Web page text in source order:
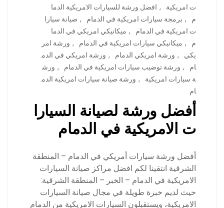
ت امريكية
, افضل ورشة للسيارات الامريكية الدما
م
, برمجة سيارات امريكية في الدمام , صيانة سيارا
ت امريكية في الدمام
, ميكانيكي امريكي في الدما
م
, ميكانيكي سيارات امريكية في الدمام , ورشة امر
يكي
, ورشة امريكي الدمام , ورشة امريكي في الدم
ام
, ورشة توضيب سيارات امريكية في الدمام , ورش
ة سيارات امريكية
, ورشة صيانة سيارات امريكية الدم
ام
أفضل ورشة لصيانة السيارا
ت الامريكية في الدمام
أفضل ورشة سيارات أمريكي في الدمام – المنطقة
الشرقية انتقينا لكم افضل مراكز صيانة السيارات
الامريكية في الدمام – الخبر – المنطقة الشرقية:
حيث لديم خبرة طويلة في مجال صيانة السيارات
الامريكية، ويستقبلون السيارات الامريكية من الدمام